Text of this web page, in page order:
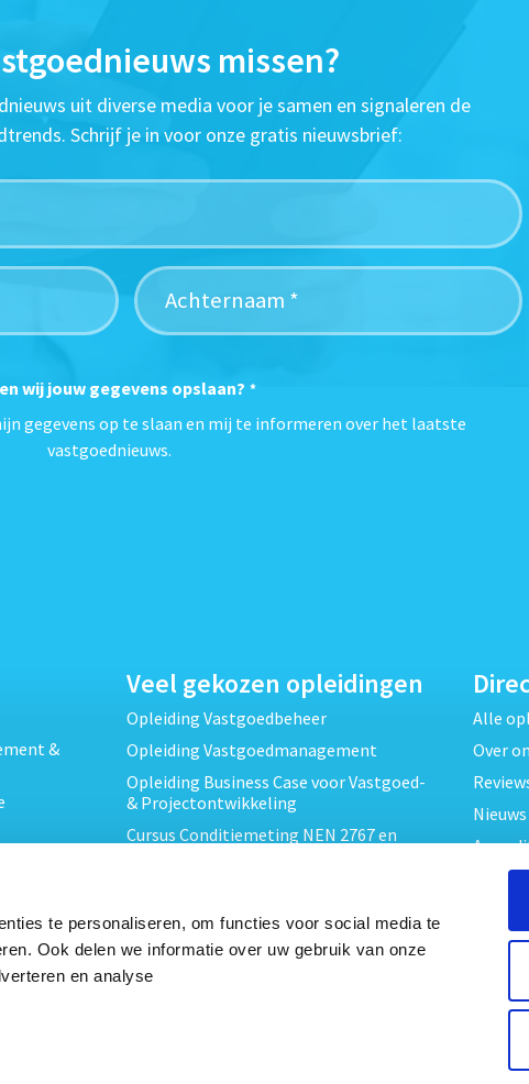
te personaliseren, om functies voor social media te
Ook delen we informatie over uw gebruik van onze
en analyse
missen?
uit diverse media voor je samen en signaleren de
Schrijf je in voor onze gratis nieuwsbrief:
wij jouw gegevens opslaan? *
gegevens op te slaan en mij te informeren over het laatste
vastgoednieuws.
&
Veel gekozen opleidingen
Opleiding Vastgoedbeheer
Opleiding Vastgoedmanagement
Opleiding Business Case voor Vastgoed-
& Projectontwikkeling
Cursus Conditiemeting NEN 2767 en
Cursus EP-W Basis Woningen
Opleiding Professioneel VvE-beheer
Opleiding Projectleider Vastgoed
Alle
Over
Nieuws